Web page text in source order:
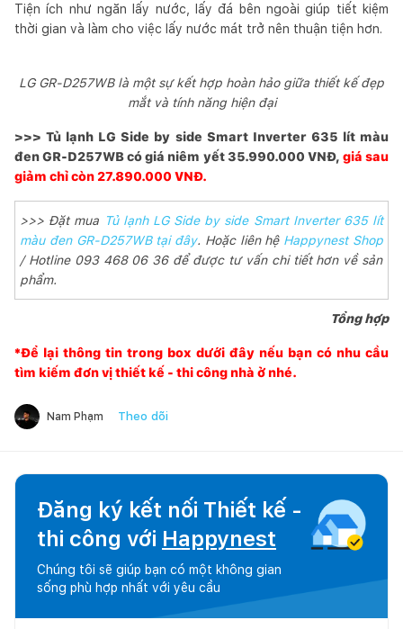
Tiện ích như ngăn lấy nước, lấy đá bên ngoài giúp tiết kiệm
thời gian và làm cho việc lấy nước mát trở nên thuận tiện hơn.
LG GR-D257WB là một sự kết hợp hoàn hảo giữa thiết kế đẹp
mắt và tính năng hiện đại
>>> Tủ lạnh LG Side by side Smart Inverter 635 lít màu
đen GR-D257WB có giá niêm yết 35.990.000 VNĐ, giá sau
giảm chỉ còn 27.890.000 VNĐ.
>>> Đặt mua Tủ lạnh LG Side by side Smart Inverter 635 lít
màu đen GR-D257WB tại đây. Hoặc liên hệ Happynest Shop
/ Hotline 093 468 06 36 để được tư vấn chi tiết hơn về sản
phẩm.
Tổng hợp
*Để lại thông tin trong box dưới đây nếu bạn có nhu cầu
tìm kiếm đơn vị thiết kế - thi công nhà ở nhé.
Nam Phạm Theo dõi
Đăng ký kết nối Thiết kế -
thi công với Happynest
Chúng tôi sẽ giúp bạn có một không gian
sống phù hợp nhất với yêu cầu